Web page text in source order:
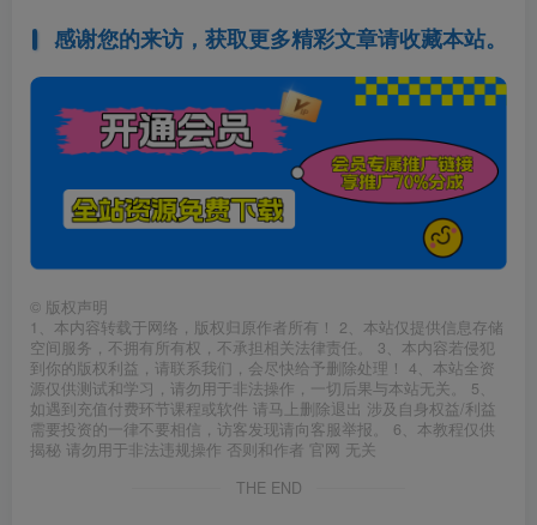
感谢您的来访，获取更多精彩文章请收藏本站。
© 版权声明
1、本内容转载于网络，版权归原作者所有！ 2、本站仅提供信息存储
空间服务，不拥有所有权，不承担相关法律责任。 3、本内容若侵犯
到你的版权利益，请联系我们，会尽快给予删除处理！ 4、本站全资
源仅供测试和学习，请勿用于非法操作，一切后果与本站无关。 5、
如遇到充值付费环节课程或软件 请马上删除退出 涉及自身权益/利益
需要投资的一律不要相信，访客发现请向客服举报。 6、本教程仅供
揭秘 请勿用于非法违规操作 否则和作者 官网 无关
THE END